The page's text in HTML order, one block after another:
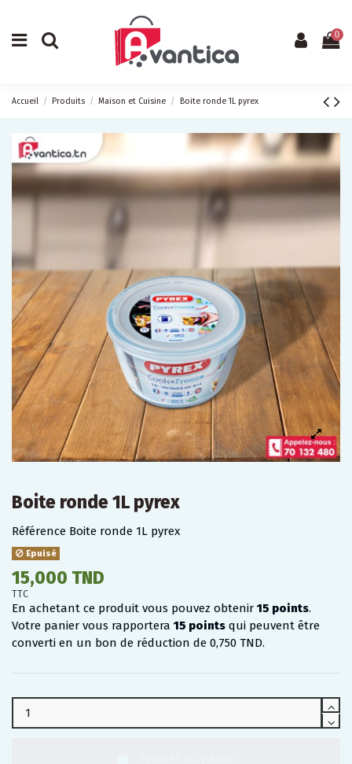
0
Accueil Produits Maison et Cuisine Boite ronde 1L pyrex
Boite ronde 1L pyrex
Référence Boite ronde 1L pyrex
Epuisé
15,000 TND
TTC
En achetant ce produit vous pouvez obtenir 15 points.
Votre panier vous rapportera 15 points qui peuvent être
converti en un bon de réduction de 0,750 TND.